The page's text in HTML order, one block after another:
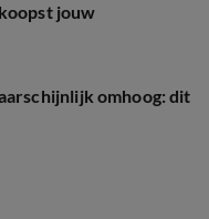
jouw
omhoog: dit